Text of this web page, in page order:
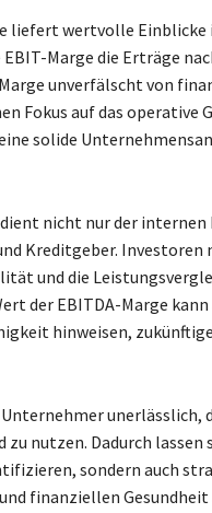
liefert wertvolle Einblicke
Marge die Erträge
unverfälscht von
Fokus auf das operative
solide
dient nicht nur der
Kreditgeber. Investoren
und die
der EBITDA-Marge kann
hinweisen, zukünftige
unerlässlich,
nutzen. Dadurch lassen
sondern auch
finanziellen